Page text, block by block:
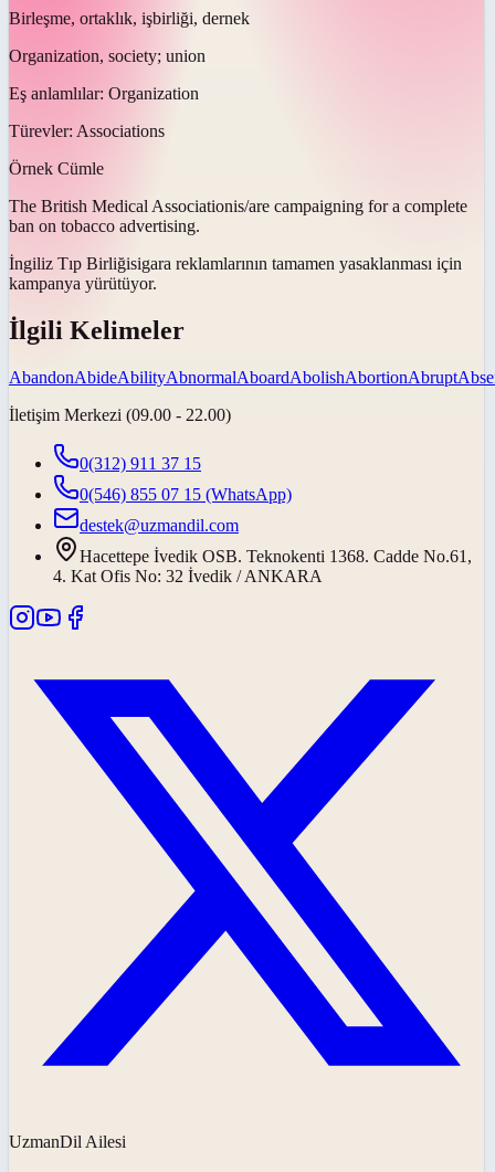
Birleşme, ortaklık, işbirliği, dernek
Organization, society; union
Eş anlamlılar: Organization
Türevler: Associations
Örnek Cümle
The British Medical Associationis/are campaigning for a complete
ban on tobacco advertising.
İngiliz Tıp Birliğisigara reklamlarının tamamen yasaklanması için
kampanya yürütüyor.
İlgili Kelimeler
AbandonAbideAbilityAbnormalAboardAbolishAbortionAbrupt
İletişim Merkezi (09.00 - 22.00)
0(312) 911 37 15
0(546) 855 07 15 (WhatsApp)
destek@uzmandil.com
Hacettepe İvedik OSB. Teknokenti 1368. Cadde No.61,
4. Kat Ofis No: 32 İvedik / ANKARA
UzmanDil Ailesi